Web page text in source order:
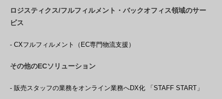
ロジスティクス/フルフィルメント・バックオフィス領域のサー
ビス
- CXフルフィルメント（EC専門物流支援）
その他のECソリューション
- 販売スタッフの業務をオンライン業務へDX化 「STAFF START」